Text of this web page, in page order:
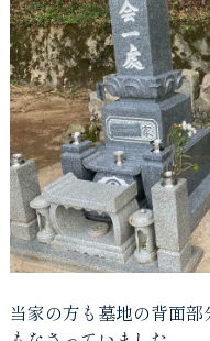
当家の方も墓地の背面